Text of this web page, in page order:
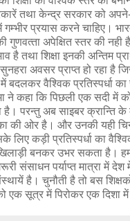
तथा केन्‍द्र सरकार को अपने-
गम्‍भीर प्रयास करने चाहिए।
गुणवत्‍ता अपेक्षित स्‍तर की नही
है तथा शिक्षा इनकी अन्‍तिम
अवसर प्राप्‍त हो रहा है
बदलकर वैश्‍विक प्रतिस्‍पर्धा
कहा कि पिछली एक सदी में
है। परन्‍तु अब साइबर क्रान्‍ति
की ओर है। और उनकी यही
लिए कड़ी प्रतिस्‍पर्धा का
बनकर उभर सकता है।
संसाधन पर्याप्‍त मात्रा में देश
है। चुनौती है तो बस
एक सूत्र में पिरोकर एक दिशा